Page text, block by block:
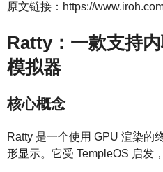
原文链接：https://
Ratty：一款支持
模拟器
核心概念
Ratty 是一个使用 GPU 渲染的
形显示。它受 TempleOS 启发